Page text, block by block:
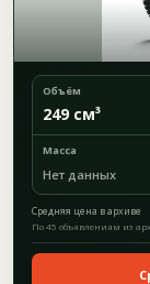
Объём
249 см³
Масса
Нет данных
Средняя цена в архиве
По 45 объявлениям из